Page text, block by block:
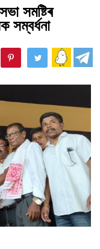
সমষ্টিৰ
সম্বৰ্ধনা